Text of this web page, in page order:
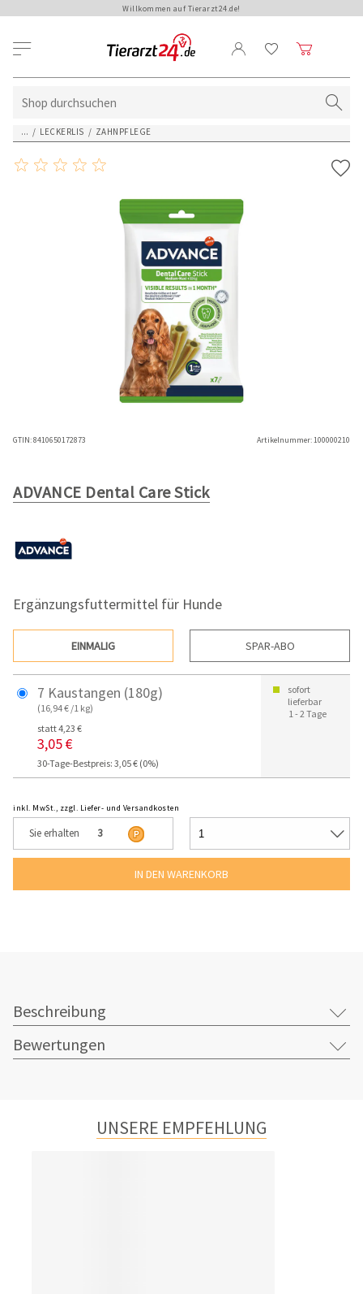
Willkommen auf Tierarzt24.de!
... / LECKERLIS / ZAHNPFLEGE
GTIN:8410650172873 Artikelnummer:100000210
ADVANCE Dental Care Stick
Ergänzungsfuttermittel für Hunde
EINMALIG SPAR-ABO
7 Kaustangen (180g)
(16,94 € /1 kg)
statt 4,23 €
3,05 €
30-Tage-Bestpreis: 3,05 € (0%)
sofort
lieferbar
1 - 2 Tage
inkl. MwSt., zzgl. Liefer- und Versandkosten
Sie erhalten 3
Beschreibung
Bewertungen
UNSERE EMPFEHLUNG